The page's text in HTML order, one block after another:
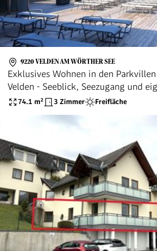
9220 VELDEN AM WÖRTHER SEE
Exklusives Wohnen in den Parkvillen
Velden - Seeblick, Seezugang und
Pool74.1 m² 3 Zimmer Freifläche